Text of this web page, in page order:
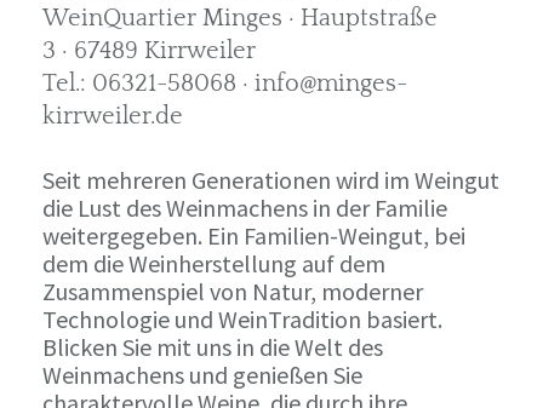
WeinQuartier Minges · Hauptstraße
3 · 67489 Kirrweiler
Tel.: 06321-58068 · info@minges-
kirrweiler.de
Seit mehreren Generationen wird im Weingut
die Lust des Weinmachens in der Familie
weitergegeben. Ein Familien-Weingut, bei
dem die Weinherstellung auf dem
Zusammenspiel von Natur, moderner
Technologie und WeinTradition basiert.
Blicken Sie mit uns in die Welt des
Weinmachens und genießen Sie